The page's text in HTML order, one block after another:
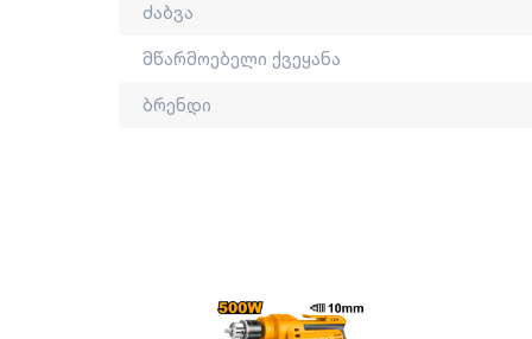
ძაბვა
მწარმოებელი ქვეყანა
ბრენდი